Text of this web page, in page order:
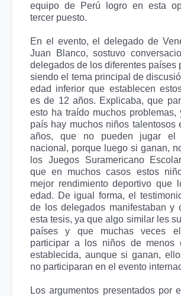
equipo de Perú logro en esta
tercer puesto.
En el evento, el delegado de
Juan Blanco, sostuvo
delegados de los diferentes países
siendo el tema principal de
edad inferior que establecen
es de 12 años. Explicaba, que
esto ha traído muchos problemas,
país hay muchos niños talentosos
años, que no pueden jugar el
nacional, porque luego si ganan,
los Juegos Suramericano
que en muchos casos estos
mejor rendimiento deportivo que
edad. De igual forma, el
de los delegados manifestaban y
esta tesis, ya que algo similar les
países y que muchas veces
participar a los niños de menos
establecida, aunque si ganan,
no participaran en el evento
Los argumentos presentados por